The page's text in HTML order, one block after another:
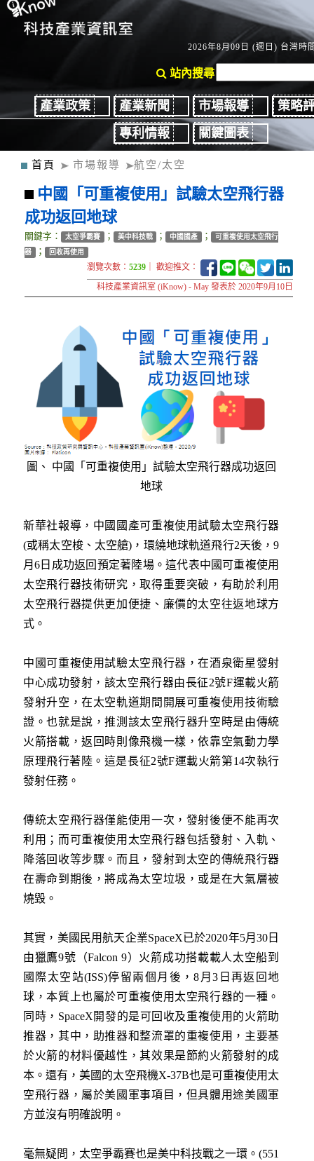
2026年8月09日 (週日) 台灣時
站內搜尋
產業政策 產業新聞 市場報導
策略
專利情報
關鍵圖表
首頁 市場報導 航空/太空
中國「可重複使用」試驗太空飛行器
成功返回地球
關鍵字： 太空爭霸賽 ； 美中科技戰 ； 中國國產 ； 可重複使用太空飛行
器 ； 回收再使用
瀏覽次數：5239 ｜ 歡迎推文：
科技產業資訊室 (iKnow) - May 發表於 2020年9月10日
圖、 中國「可重複使用」試驗太空飛行器成功返回
地球
新華社報導，中國國產可重複使用試驗太空飛行器
(或稱太空梭、太空艙)，環繞地球軌道飛行2天後，9
月6日成功返回預定著陸場。這代表中國可重複使用
太空飛行器技術研究，取得重要突破，有助於利用
太空飛行器提供更加便捷、廉價的太空往返地球方
式。
中國可重複使用試驗太空飛行器，在酒泉衛星發射
中心成功發射，該太空飛行器由長征2號F運載火箭
發射升空，在太空軌道期間開展可重複使用技術驗
證。也就是說，推測該太空飛行器升空時是由傳統
火箭搭載，返回時則像飛機一樣，依靠空氣動力學
原理飛行著陸。這是長征2號F運載火箭第14次執行
發射任務。
傳統太空飛行器僅能使用一次，發射後便不能再次
利用；而可重複使用太空飛行器包括發射、入軌、
降落回收等步驟。而且，發射到太空的傳統飛行器
在壽命到期後，將成為太空垃圾，或是在大氣層被
燒毀。
其實，美國民用航天企業SpaceX已於2020年5月30日
由獵鷹9號（Falcon 9）火箭成功搭載載人太空船到
國際太空站(ISS)停留兩個月後，8月3日再返回地
球，本質上也屬於可重複使用太空飛行器的一種。
同時，SpaceX開發的是可回收及重複使用的火箭助
推器，其中，助推器和整流罩的重複使用，主要基
於火箭的材料優越性，其效果是節約火箭發射的成
本。還有，美國的太空飛機X-37B也是可重複使用太
空飛行器，屬於美國軍事項目，但具體用途美國軍
方並沒有明確說明。
毫無疑問，太空爭霸賽也是美中科技戰之一環。(551